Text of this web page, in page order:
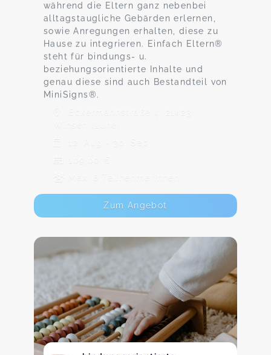
während die Eltern ganz nebenbei
alltagstaugliche Gebärden erlernen,
sowie Anregungen erhalten, diese zu
Hause zu integrieren. Einfach Eltern®
steht für bindungs- u.
beziehungsorientierte Inhalte und
genau diese sind auch Bestandteil von
MiniSigns®.
Eckermannstraße 4, 21423
12. Aug - 30. Sep
109,00 €
Max. 8 TeilnehmerInnen
Zum Angebot